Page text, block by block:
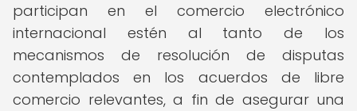
participan en el comercio electrónico
internacional estén al tanto de los
mecanismos de resolución de disputas
contemplados en los acuerdos de libre
comercio relevantes, a fin de asegurar una